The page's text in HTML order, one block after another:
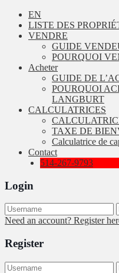
EN
LISTE DES
VENDRE
GUIDE
POURQUOI
Acheter
GUIDE DE
POURQUOI
LANGBURT
CALCULATRICES
TAXE DE
Calculatrice de
Contact
514-267-9793
Login
Need an account? Register
Register